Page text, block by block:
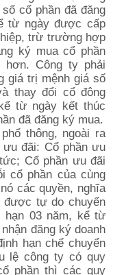
cổ phần đã đăng
từ ngày được cấp
trừ trường hợp
ký mua cổ phần
hơn. Công ty phải
giá trị mệnh giá số
thay đổi cổ đông
từ ngày kết thúc
đã đăng ký mua.
thông, ngoài ra
đãi: Cổ phần ưu
Cổ phần ưu đãi
cổ phần của cùng
các quyền, nghĩa
được tự do chuyển
03 năm, kể từ
đăng ký doanh
hạn chế chuyển
lệ công ty có quy
phần thì các quy